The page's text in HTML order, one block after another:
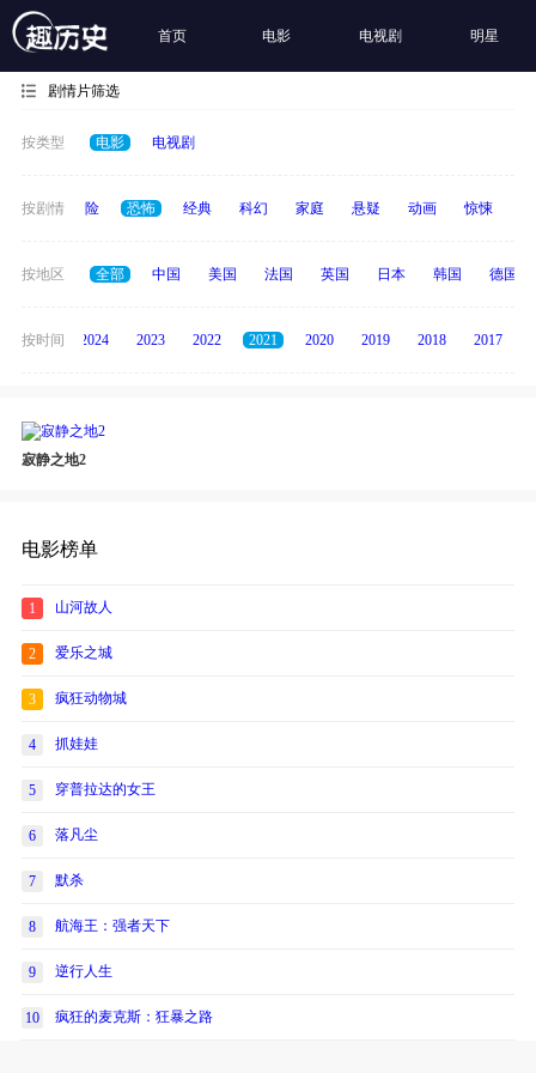
首页 电影 电视剧 明星
剧情片筛选
按类型 电影 电视剧
按剧情
爱情 冒险 恐怖 经典 科幻 家庭 悬疑 动画 惊悚
按地区 全部 中国 美国 法国 英国 日本 韩国 德国
按时间
2025 2024 2023 2022 2021 2020 2019 2018 2017
寂静之地2
电影榜单
1 山河故人
2 爱乐之城
3 疯狂动物城
4 抓娃娃
5 穿普拉达的女王
6 落凡尘
7 默杀
8 航海王：强者天下
9 逆行人生
10 疯狂的麦克斯：狂暴之路